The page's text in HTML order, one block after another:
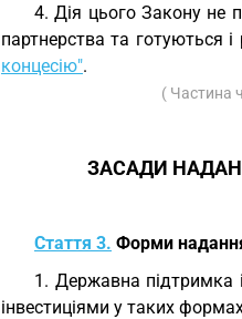
4. Дія цього Закону не
партнерства та готуються і
концесію".
( Частина
ЗАСАДИ
Стаття 3. Форми надання
1. Державна підтримка
інвестиціями у таких